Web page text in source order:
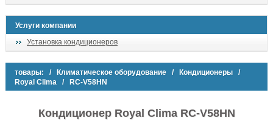
Услуги компании
Установка кондиционеров
товары: / Климатическое оборудование / Кондиционеры /
Royal Clima / RC-V58HN
Кондиционер Royal Clima RC-V58HN